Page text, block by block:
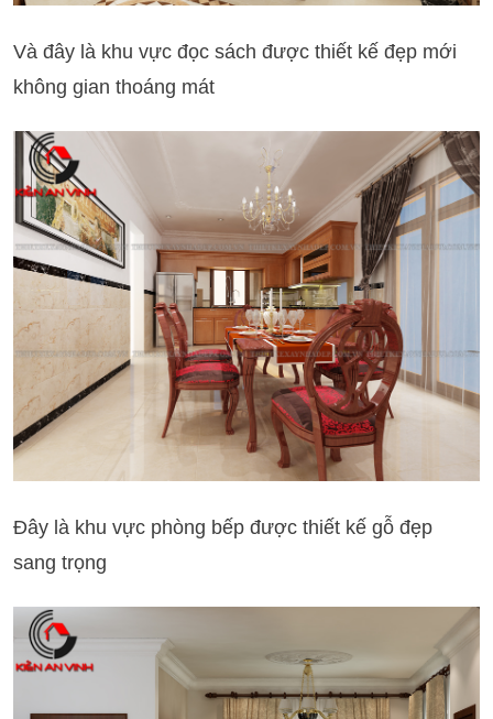
Và đây là khu vực đọc sách được thiết kế đẹp mới
không gian thoáng mát
Đây là khu vực phòng bếp được thiết kế gỗ đẹp
sang trọng